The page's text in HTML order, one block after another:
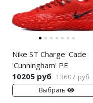
Nike ST Charge 'Cade
'Cunningham' PE
10205 руб 13607 руб
Выбрать
Air Jordan 5
Air Jordan 6
Air Jordan 7
Air Jordan 10
Air Jordan 11